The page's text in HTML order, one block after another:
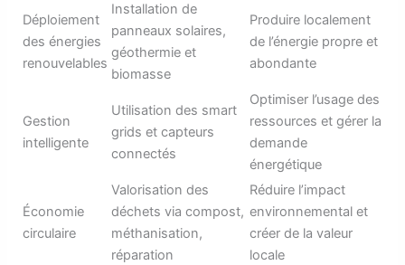
Déploiement
des énergies
renouvelables
Installation de
panneaux solaires,
géothermie et
biomasse
Produire localement
de l’énergie propre et
abondante
Gestion
intelligente
Utilisation des smart
grids et capteurs
connectés
Optimiser l’usage des
ressources et gérer la
demande
énergétique
Économie
circulaire
Valorisation des
déchets via compost,
méthanisation,
réparation
Réduire l’impact
environnemental et
créer de la valeur
locale